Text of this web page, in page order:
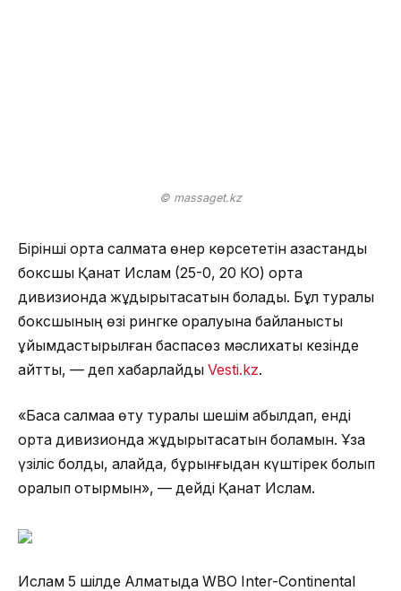
© massaget.kz
Бірінші орта салмақта өнер көрсететін қазақстандық
боксшы Қанат Ислам (25-0, 20 КО) орта
дивизионда жұдырықтасатын болады. Бұл туралы
боксшының өзі рингке оралуына байланысты
ұйымдастырылған баспасөз мәслихаты кезінде
айтты, — деп хабарлайды Vesti.kz.
«Басқа салмаққа өту туралы шешім қабылдап, енді
орта дивизионда жұдырықтасатын боламын. Ұзақ
үзіліс болды, алайда, бұрынғыдан күштірек болып
оралып отырмын», — дейді Қанат Ислам.
Ислам 5 шілде Алматыда WBO Inter-Continental